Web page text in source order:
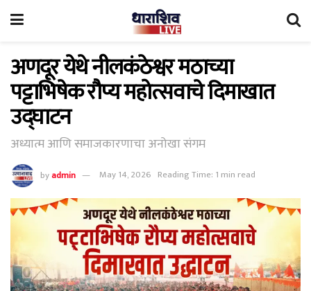
अणदूर येथे नीलकंठेश्वर मठाच्या
पट्टाभिषेक रौप्य महोत्सवाचे दिमाखात
उद्घाटन
अध्यात्म आणि समाजकारणाचा अनोखा संगम
byadmin May 14, 2026 Reading Time: 1 min read